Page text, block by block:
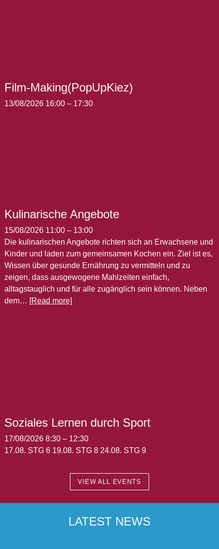
Film-Making(PopUpKiez)
13/08/2026 16:00– 17:30
Kulinarische Angebote
15/08/2026 11:00– 13:00
Die kulinarischen Angebote richten sich an Erwachsene und
Kinder und laden zum gemeinsamen Kochen ein. Ziel ist es,
Wissen über gesunde Ernährung zu vermitteln und zu
zeigen, dass ausgewogene Mahlzeiten einfach,
alltagstauglich und für alle zugänglich sein können. Neben
dem… [Read more]
Soziales Lernen durch Sport
17/08/2026 8:30– 12:30
17.08. STG 6 19.08. STG 8 24.08. STG 9
VIEW ALL EVENTS
LATEST NEWS